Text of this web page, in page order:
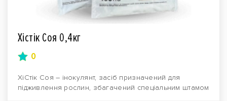
Хістік Соя 0,4кг
0
ХіСтік Соя – інокулянт, засіб призначений для
підживлення рослин, збагачений спеціальним штамом